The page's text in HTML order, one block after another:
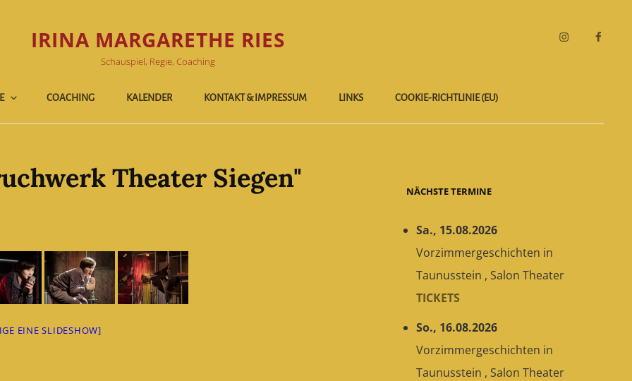
IRINA MARGARETHE RIES
Schauspiel, Regie, Coaching
Instagram
COACHING KALENDER KONTAKT & IMPRESSUM LINKS COOKIE-RICHTLINIE (EU)
Theater Siegen"
EINE SLIDESHOW]
NÄCHSTE TERMINE
Sa., 15.08.2026
Vorzimmergeschichten in
Taunusstein , Salon Theater
TICKETS
So., 16.08.2026
Vorzimmergeschichten in
Taunusstein , Salon Theater